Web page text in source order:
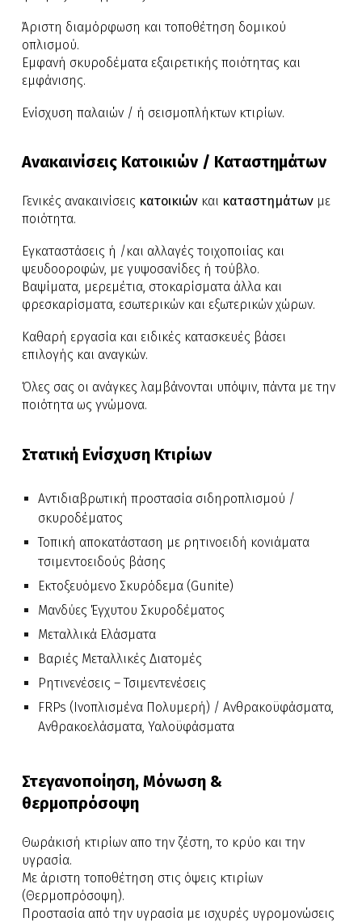
Άριστη διαμόρφωση και τοποθέτηση δομικού
οπλισμού.
Εμφανή σκυροδέματα εξαιρετικής ποιότητας και
εμφάνισης.
Ενίσχυση παλαιών / ή σεισμοπλήκτων κτιρίων.
Ανακαινίσεις Κατοικιών / Καταστημάτων
Γενικές ανακαινίσεις κατοικιών και καταστημάτων με
ποιότητα.
Εγκαταστάσεις ή /και αλλαγές τοιχοποιίας και
ψευδοοροφών, με γυψοσανίδες ή τούβλο.
Βαψίματα, μερεμέτια, στοκαρίσματα άλλα και
φρεσκαρίσματα, εσωτερικών και εξωτερικών χώρων.
Καθαρή εργασία και ειδικές κατασκευές βάσει
επιλογής και αναγκών.
Όλες σας οι ανάγκες λαμβάνονται υπόψιν, πάντα με την
ποιότητα ως γνώμονα.
Στατική Ενίσχυση Κτιρίων
Αντιδιαβρωτική προστασία σιδηροπλισμού /
σκυροδέματος
Τοπική αποκατάσταση με ρητινοειδή κονιάματα
τσιμεντοειδούς βάσης
Εκτοξευόμενο Σκυρόδεμα (Gunite)
Μανδύες Έγχυτου Σκυροδέματος
Μεταλλικά Ελάσματα
Βαριές Μεταλλικές Διατομές
Ρητινενέσεις – Τσιμεντενέσεις
FRPs (Ινοπλισμένα Πολυμερή) / Ανθρακοϋφάσματα,
Ανθρακοελάσματα, Υαλοϋφάσματα
Στεγανοποίηση, Μόνωση &
θερμοπρόσοψη
Θωράκισή κτιρίων απο την ζέστη, το κρύο και την
υγρασία.
Με άριστη τοποθέτηση στις όψεις κτιρίων
(Θερμοπρόσοψη).
Προστασία από την υγρασία με ισχυρές υγρομονώσεις